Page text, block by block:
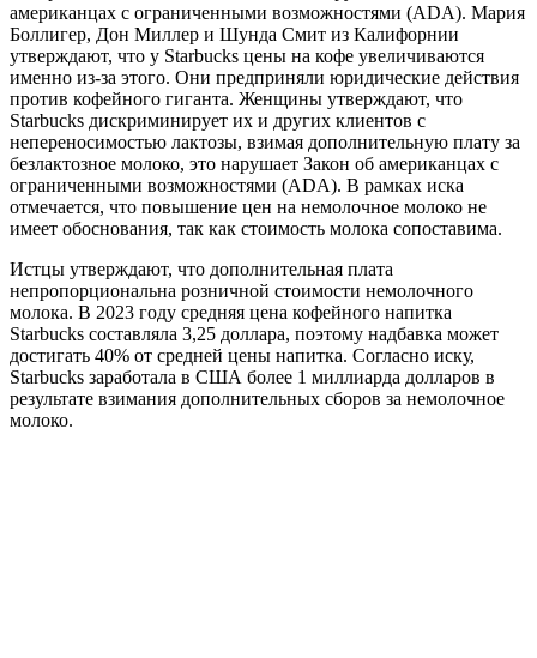
американцах с ограниченными возможностями (ADA). Мария
Боллигер, Дон Миллер и Шунда Смит из Калифорнии
утверждают, что у Starbucks цены на кофе увеличиваются
именно из-за этого. Они предприняли юридические действия
против кофейного гиганта. Женщины утверждают, что
Starbucks дискриминирует их и других клиентов с
непереносимостью лактозы, взимая дополнительную плату за
безлактозное молоко, это нарушает Закон об американцах с
ограниченными возможностями (ADA). В рамках иска
отмечается, что повышение цен на немолочное молоко не
имеет обоснования, так как стоимость молока сопоставима.
Истцы утверждают, что дополнительная плата
непропорциональна розничной стоимости немолочного
молока. В 2023 году средняя цена кофейного напитка
Starbucks составляла 3,25 доллара, поэтому надбавка может
достигать 40% от средней цены напитка. Согласно иску,
Starbucks заработала в США более 1 миллиарда долларов в
результате взимания дополнительных сборов за немолочное
молоко.